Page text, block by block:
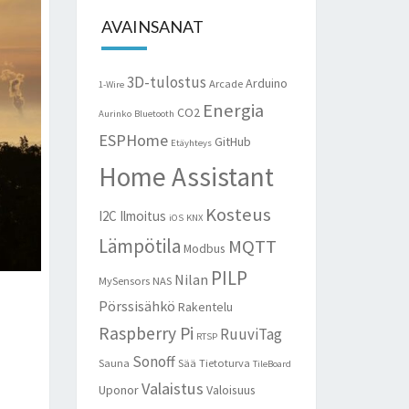
AVAINSANAT
1-Wire 3D-tulostus Arcade Arduino
Aurinko Bluetooth CO2 Energia
ESPHome Etäyhteys GitHub
Home Assistant
I2C Ilmoitus iOS KNX Kosteus
Lämpötila Modbus MQTT
MySensors NAS Nilan PILP
Pörssisähkö Rakentelu
Raspberry Pi RTSP RuuviTag
Sauna Sonoff Sää Tietoturva TileBoard
UponorValaistus Valoisuus